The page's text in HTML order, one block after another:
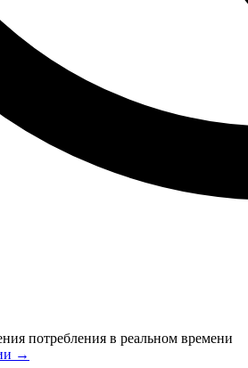
потребления в реальном времени
→